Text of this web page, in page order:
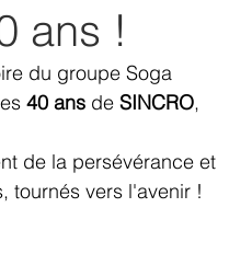
ans !
du groupe Soga
40 ans de SINCRO,
de la persévérance et
tournés vers l'avenir !